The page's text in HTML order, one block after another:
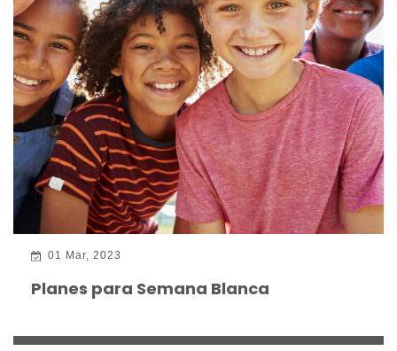
01 Mar, 2023
Planes para Semana Blanca